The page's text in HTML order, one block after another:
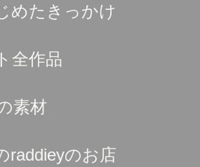
めたきっかけ
全作品
素材
raddieyのお店